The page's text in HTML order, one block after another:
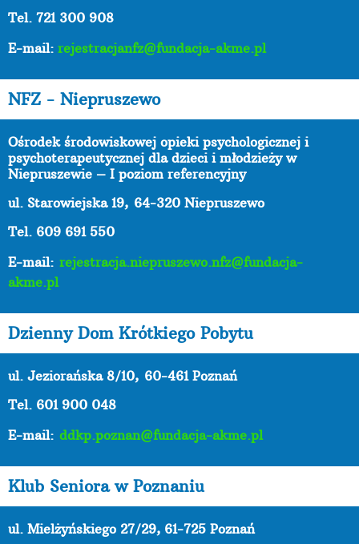
Tel. 721 300 908
E-mail: rejestracjanfz@fundacja-akme.pl
NFZ - Niepruszewo
Ośrodek środowiskowej opieki psychologicznej i
psychoterapeutycznej dla dzieci i młodzieży w
Niepruszewie – I poziom referencyjny
ul. Starowiejska 19, 64-320 Niepruszewo
Tel. 609 691 550
E-mail: rejestracja.niepruszewo.nfz@fundacja-
akme.pl
Dzienny Dom Krótkiego Pobytu
ul. Jeziorańska 8/10, 60-461 Poznań
Tel. 601 900 048
E-mail: ddkp.poznan@fundacja-akme.pl
Klub Seniora w Poznaniu
ul. Mielżyńskiego 27/29, 61-725 Poznań